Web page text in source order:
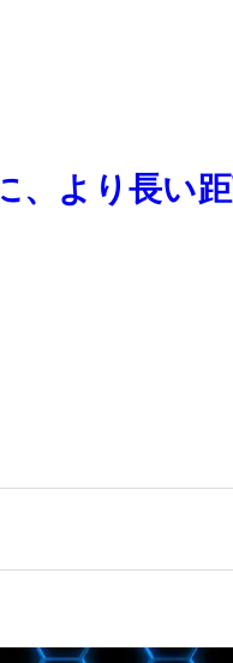
、より長い